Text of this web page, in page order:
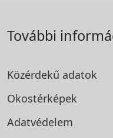
További
Közérdekű adatok
Okostérképek
Adatvédelem